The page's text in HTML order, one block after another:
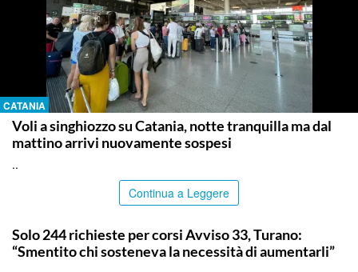
CATANIA
Voli a singhiozzo su Catania, notte tranquilla ma dal
mattino arrivi nuovamente sospesi
..
Continua a Leggere
Solo 244 richieste per corsi Avviso 33, Turano:
“Smentito chi sosteneva la necessità di aumentarli”